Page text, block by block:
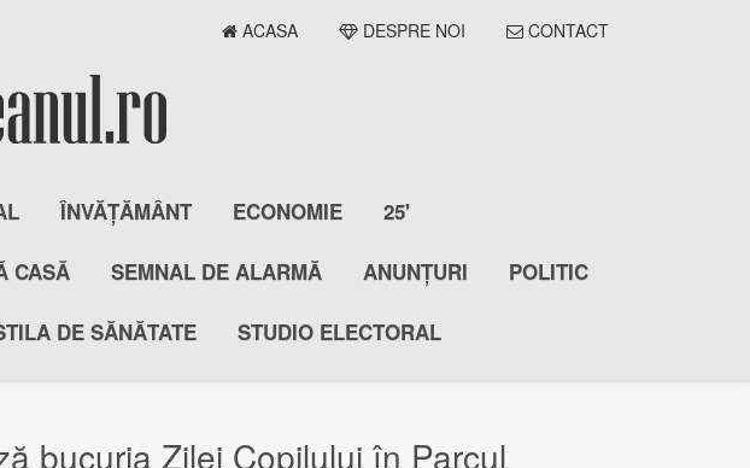
ACASA DESPRE NOI CONTACT
ÎNVĂȚĂMÂNT ECONOMIE 25'
CASĂ SEMNAL DE ALARMĂ ANUNȚURI POLITIC
DE SĂNĂTATE STUDIO ELECTORAL
bucuria Zilei Copilului în Parcul